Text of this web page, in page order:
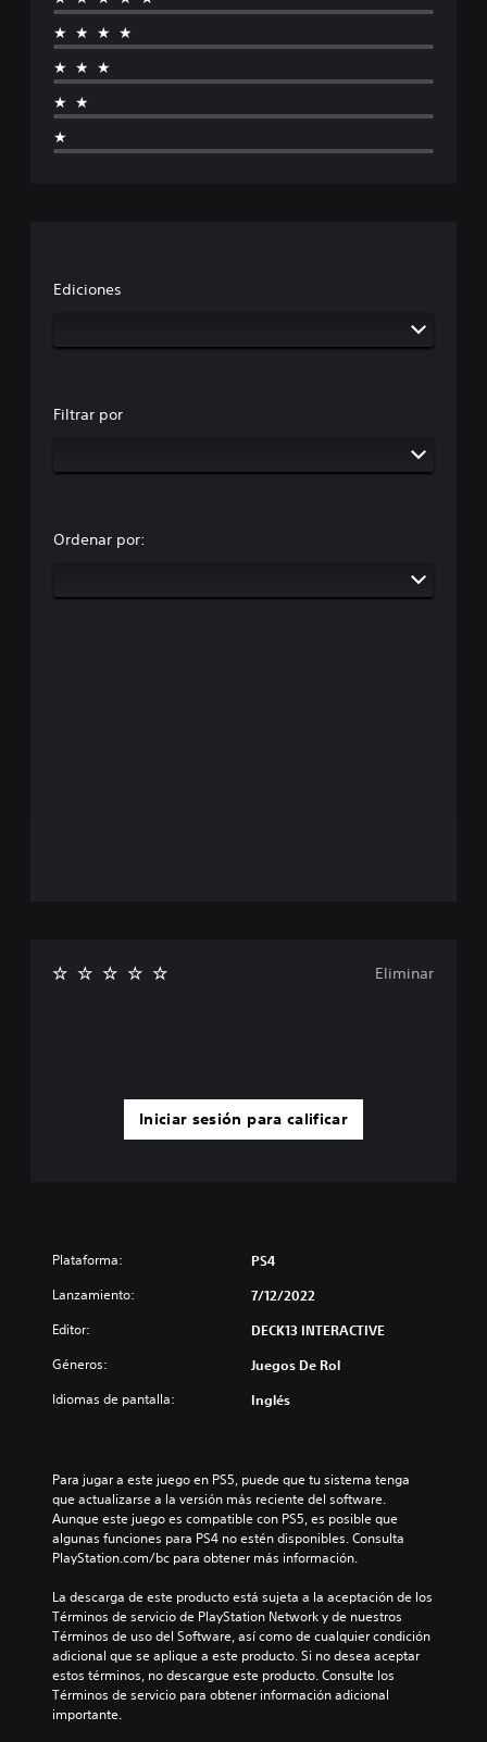
★★★★
★★★
★★
★
Ediciones
Filtrar por
Ordenar por:
Iniciar sesión para calificar
Eliminar
Plataforma: PS4
Lanzamiento: 7/12/2022
Editor: DECK13 INTERACTIVE
Géneros: Juegos De Rol
Idiomas de pantalla: Inglés
Para jugar a este juego en PS5, puede que tu sistema tenga
que actualizarse a la versión más reciente del software.
Aunque este juego es compatible con PS5, es posible que
algunas funciones para PS4 no estén disponibles. Consulta
PlayStation.com/bc para obtener más información.
La descarga de este producto está sujeta a la aceptación de los
Términos de servicio de PlayStation Network y de nuestros
Términos de uso del Software, así como de cualquier condición
adicional que se aplique a este producto. Si no desea aceptar
estos términos, no descargue este producto. Consulte los
Términos de servicio para obtener información adicional
importante.